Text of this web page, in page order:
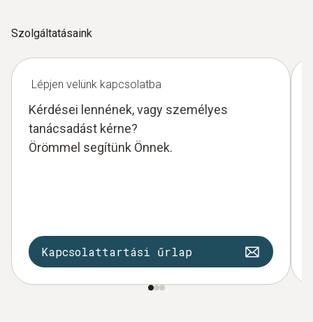
Szolgáltatásaink
Lépjen velünk kapcsolatba
Kérdései lennének, vagy személyes
tanácsadást kérne?
Örömmel segítünk Önnek.
Kapcsolattartási űrlap